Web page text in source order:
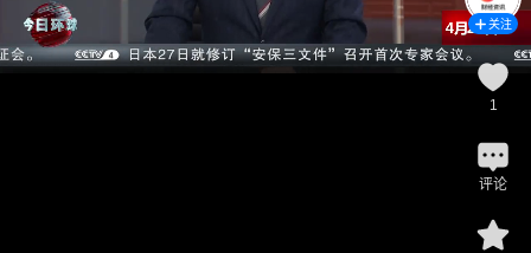
关注
1
评论